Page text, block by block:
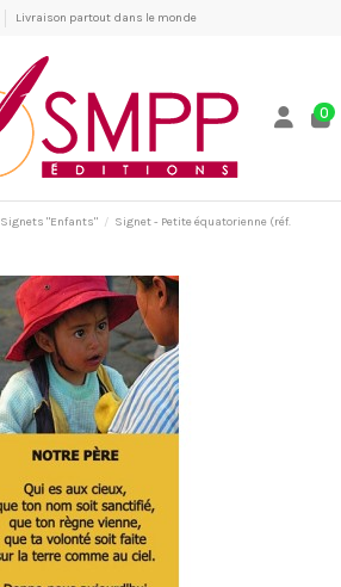
Livraison partout dans le monde
0
Signets "Enfants"
Signet - Petite équatorienne (réf.